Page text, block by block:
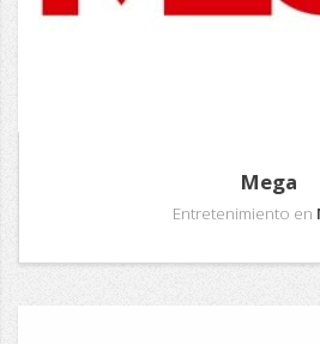
Mega
Entretenimiento en